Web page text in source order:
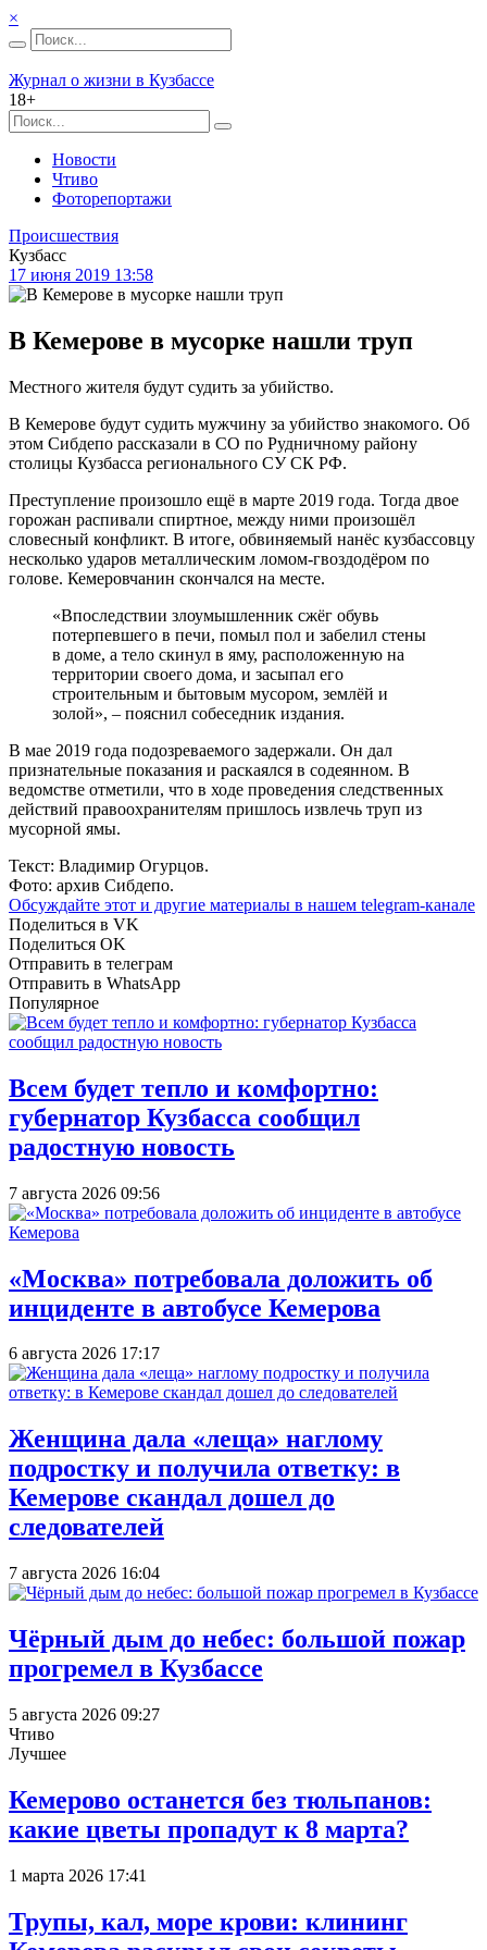
×
Журнал о жизни в Кузбассе
18+
Новости
Чтиво
Фоторепортажи
Происшествия
Кузбасс
17 июня 2019 13:58
В Кемерове в мусорке нашли труп
Местного жителя будут судить за убийство.
В Кемерове будут судить мужчину за убийство знакомого. Об
этом Сибдепо рассказали в СО по Рудничному району
столицы Кузбасса регионального СУ СК РФ.
Преступление произошло ещё в марте 2019 года. Тогда двое
горожан распивали спиртное, между ними произошёл
словесный конфликт. В итоге, обвиняемый нанёс кузбассовцу
несколько ударов металлическим ломом-гвоздодёром по
голове. Кемеровчанин скончался на месте.
«Впоследствии злоумышленник сжёг обувь
потерпевшего в печи, помыл пол и забелил стены
в доме, а тело скинул в яму, расположенную на
территории своего дома, и засыпал его
строительным и бытовым мусором, землёй и
золой», – пояснил собеседник издания.
В мае 2019 года подозреваемого задержали. Он дал
признательные показания и раскаялся в содеянном. В
ведомстве отметили, что в ходе проведения следственных
действий правоохранителям пришлось извлечь труп из
мусорной ямы.
Текст: Владимир Огурцов.
Фото: архив Сибдепо.
Обсуждайте этот и другие материалы в нашем telegram-канале
Поделиться в VK
Поделиться OK
Отправить в телеграм
Отправить в WhatsApp
Популярное
Всем будет тепло и комфортно:
губернатор Кузбасса сообщил
радостную новость
7 августа 2026 09:56
«Москва» потребовала доложить об
инциденте в автобусе Кемерова
6 августа 2026 17:17
Женщина дала «леща» наглому
подростку и получила ответку: в
Кемерове скандал дошел до
следователей
7 августа 2026 16:04
Чёрный дым до небес: большой пожар
прогремел в Кузбассе
5 августа 2026 09:27
Чтиво
Лучшее
Кемерово останется без тюльпанов:
какие цветы пропадут к 8 марта?
1 марта 2026 17:41
Трупы, кал, море крови: клининг